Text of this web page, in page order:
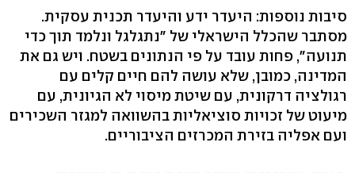
סיבות נוספות: היעדר ידע והיעדר תכנית עסקית.
מסתבר שהכלל הישראלי של "נתגלגל ונלמד תוך כדי
תנועה", פחות עובד על פי הנתונים בשטח. ויש גם את
המדינה, כמובן, שלא עושה להם חיים קלים עם
רגולציה דרקונית, עם שיטת מיסוי לא הגיונית, עם
מיעוט של זכויות סוציאליות בהשוואה למגזר השכירים
ועם אפליה בזירת המכרזים הציבוריים.